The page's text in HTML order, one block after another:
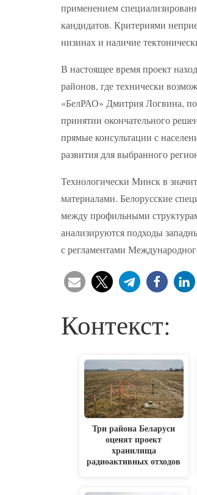
применением
кандидатов. Критериями
низинах и наличие
В настоящее время проект
районов, где технически
«БелРАО» Дмитрия Логвина,
принятии окончательного
прямые консультации с
развития для выбранного
Технологически Минск в
материалами. Белорусские
между профильными
анализируются подходы
с регламентами
Контекст:
Три района Беларуси
оценят проект
хранилища
радиоактивных отходов